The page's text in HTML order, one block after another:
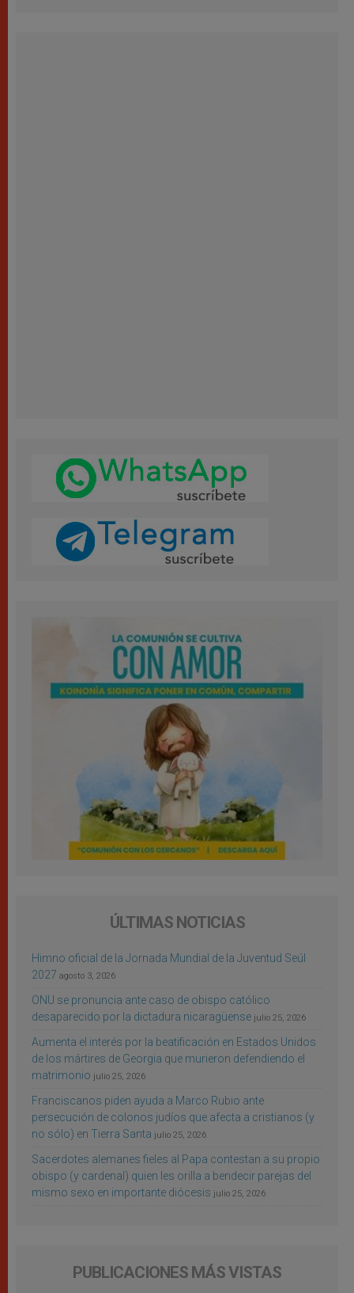
ÚLTIMAS NOTICIAS
Himno oficial de la Jornada Mundial de la Juventud Seúl
2027 agosto 3, 2026
ONU se pronuncia ante caso de obispo católico
desaparecido por la dictadura nicaragüense julio 25, 2026
Aumenta el interés por la beatificación en Estados Unidos
de los mártires de Georgia que murieron defendiendo el
matrimonio julio 25, 2026
Franciscanos piden ayuda a Marco Rubio ante
persecución de colonos judíos que afecta a cristianos (y
no sólo) en Tierra Santa julio 25, 2026
Sacerdotes alemanes fieles al Papa contestan a su propio
obispo (y cardenal) quien les orilla a bendecir parejas del
mismo sexo en importante diócesis julio 25, 2026
PUBLICACIONES MÁS VISTAS